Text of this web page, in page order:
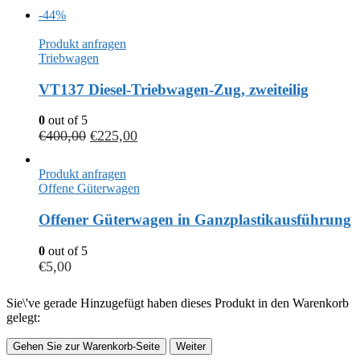
-44%
Produkt anfragen
Triebwagen
VT137 Diesel-Triebwagen-Zug, zweiteilig
0 out of 5
€400,00 €225,00
Produkt anfragen
Offene Güterwagen
Offener Güterwagen in Ganzplastikausführung
0 out of 5
€5,00
Sie\'ve gerade Hinzugefügt haben dieses Produkt in den Warenkorb
gelegt:
Gehen Sie zur Warenkorb-Seite Weiter